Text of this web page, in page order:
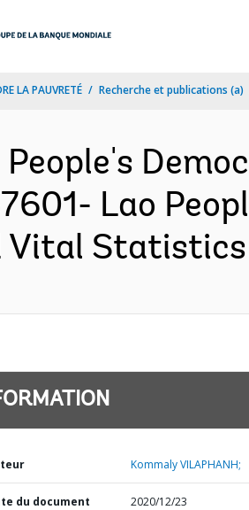
LA PAUVRETÉ Recherche et publications (a)
People's
Lao
Vital Statistics
Kommaly VILAPHANH;
du document 2020/12/23